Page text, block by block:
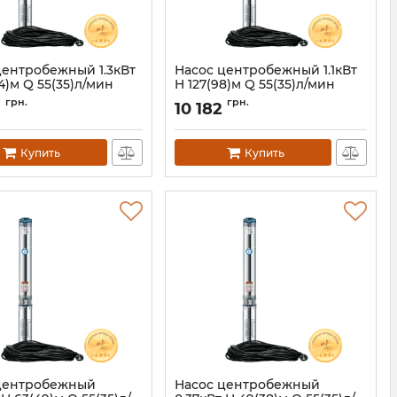
1.3кВт
Q 55(35)л/мин
70м кабеля mid
4QJED3-21-1.3
грн.
Купить
Насос центробежный 1.1кВт
H 127(98)м Q 55(35)л/мин
Ø102мм 60м кабеля mid
AQUATICA 4QJED3-18-1.1
(778445)
Артикул:
10 182 грн.
Купить
Насос центробежный